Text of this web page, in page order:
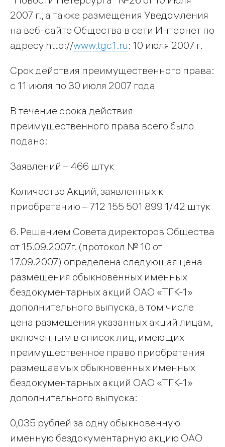
2007 г., а также размещения Уведомления
на веб-сайте Общества в сети Интернет по
адресу http://www.tgc1.ru: 10 июля 2007 г.
Срок действия преимущественного права:
с 11 июля по 30 июля 2007 года
В течение срока действия
преимущественного права всего было
подано:
Заявлений – 466 штук
Количество Акций, заявленных к
приобретению – 712 155 501 899 1/42 штук
6. Решением Совета директоров Общества
от 15.09.2007г. (протокол № 10 от
17.09.2007) определена следующая цена
размещения обыкновенных именных
бездокументарных акций ОАО «ТГК-1»
дополнительного выпуска, в том числе
цена размещения указанных акций лицам,
включенным в список лиц, имеющих
преимущественное право приобретения
размещаемых обыкновенных именных
бездокументарных акций ОАО «ТГК-1»
дополнительного выпуска:
0,035 рублей за одну обыкновенную
именную бездокументарную акцию ОАО